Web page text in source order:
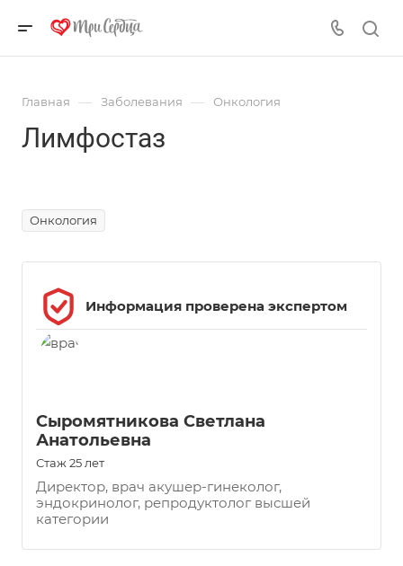
Главная — Заболевания — Онкология
Лимфостаз
Онкология
Информация проверена экспертом
Сыромятникова Светлана
Анатольевна
Стаж 25 лет
Директор, врач акушер-гинеколог,
эндокринолог, репродуктолог высшей
категории